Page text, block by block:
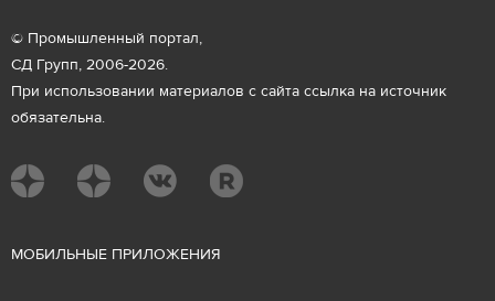
© Промышленный портал,
СД Групп, 2006-2026.
При использовании материалов с сайта ссылка на источник
обязательна.
МОБИЛЬНЫЕ ПРИЛОЖЕНИЯ